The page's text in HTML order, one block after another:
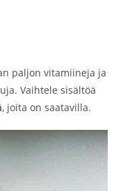
paljon vitamiineja ja
Vaihtele sisältöä
, joita on saatavilla.